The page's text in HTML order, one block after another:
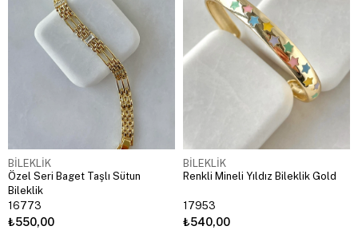
BİLEKLİK
Özel Seri Baget Taşlı Sütun
Bileklik
16773
₺550,00
BİLEKLİK
Renkli Mineli Yıldız Bileklik Gold
17953
₺540,00